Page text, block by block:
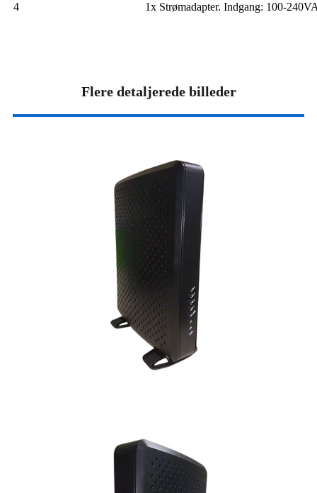
4
1x Strømadapter. Indgang: 100-
Flere detaljerede billeder